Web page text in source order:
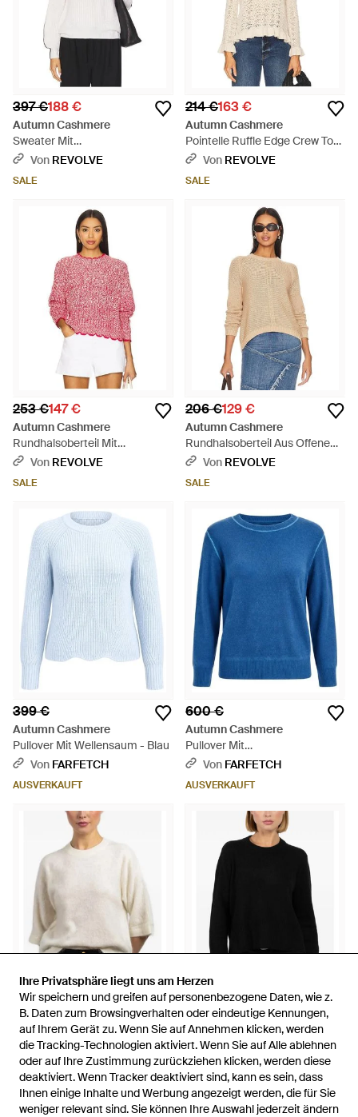
Ihre Privatsphäre liegt uns am Herzen
Wir speichern und greifen auf personenbezogene Daten, wie z.
B. Daten zum Browsingverhalten oder eindeutige Kennungen,
auf Ihrem Gerät zu. Wenn Sie auf Annehmen klicken, werden
die Tracking-Technologien aktiviert. Wenn Sie auf Alle ablehnen
oder auf Ihre Zustimmung zurückziehen klicken, werden diese
deaktiviert. Wenn Tracker deaktiviert sind, kann es sein, dass
Ihnen einige Inhalte und Werbung angezeigt werden, die für Sie
weniger relevant sind. Sie können Ihre Auswahl jederzeit ändern
Ihre Privatsphäre liegt uns am Herzen
Wir speichern und greifen auf personenbezogene Daten, wie z.
B. Daten zum Browsingverhalten oder eindeutige Kennungen,
auf Ihrem Gerät zu. Wenn Sie auf Annehmen klicken, werden
die Tracking-Technologien aktiviert. Wenn Sie auf Alle ablehnen
oder auf Ihre Zustimmung zurückziehen klicken, werden diese
deaktiviert. Wenn Tracker deaktiviert sind, kann es sein, dass
Ihnen einige Inhalte und Werbung angezeigt werden, die für Sie
weniger relevant sind. Sie können Ihre Auswahl jederzeit ändern
397 €188 €
Autumn Cashmere
Sweater Mit
Rundhalsausschnitt - Weiß
Von REVOLVE
SALE
214 €163 €
Autumn Cashmere
Pointelle Ruffle Edge Crew Top
- Blau
Von REVOLVE
SALE
253 €147 €
Autumn Cashmere
Rundhalsoberteil Mit
Leitermuster Und
Von REVOLVE
SALE
206 €129 €
Autumn Cashmere
Rundhalsoberteil Aus Offenem
Strick - Blau
Von REVOLVE
SALE
399 €
Autumn Cashmere
Pullover Mit Wellensaum - Blau
Von FARFETCH
AUSVERKAUFT
600 €
Autumn Cashmere
Pullover Mit
Rundhalsausschnitt - Blau
Von FARFETCH
AUSVERKAUFT
623 €
Autumn Cashmere
Kurzärmeliger Pullover - Natur
VonFARFETCH
AUSVERKAUFT
645 €
Autumn Cashmere
Pullover Mit Rundem
Ausschnitt - Schwarz
Von FARFETCH
AUSVERKAUFT